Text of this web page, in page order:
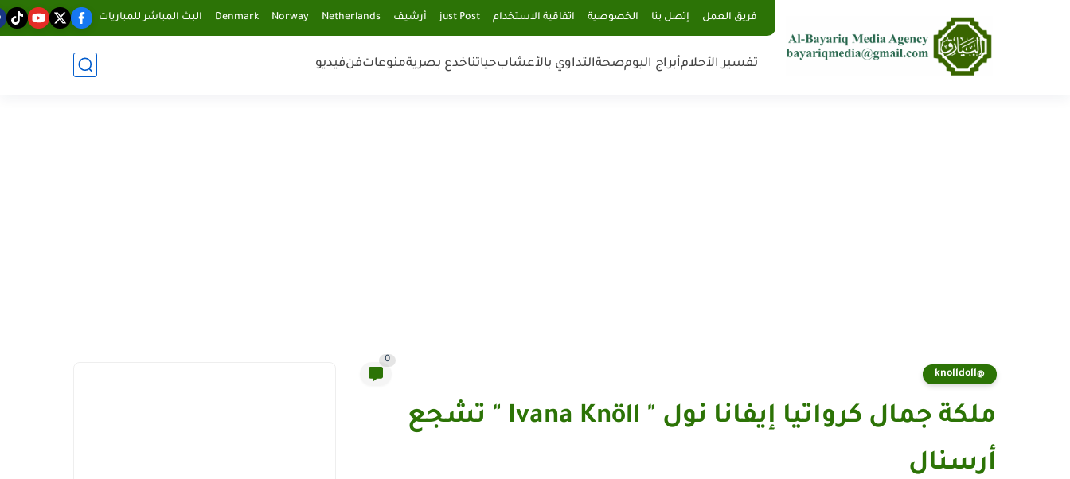
فريق العمل إتصل بنا الخصوصية اتفاقية الاستخدام just Post أرشيف Netherlands
Norway
Denmark البث المباشر للمباريات
تفسير الأحلامأبراج اليومصحةالتداوي بالأعشابحياتناخدع بصريةمنوعاتفنفيديو
@knolldoll
0
ملكة جمال كرواتيا إيفانا نول " Ivana Knöll " تشجع
أرسنال